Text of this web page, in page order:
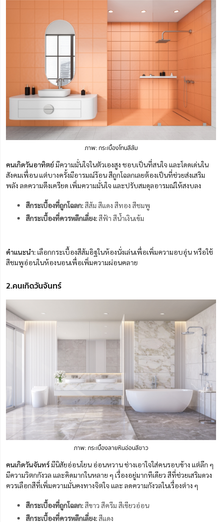
ภาพ: กระเบื้องโทนสีส้ม
คนเกิดวันอาทิตย์มีความมั่นใจในตัวเองสูง ชอบเป็นที่สนใจ และโดดเด่นใน
สังคมเพื่อน แต่บางครั้งมีอารมณ์ร้อน สีถูกโฉลกเลยต้องเป็นที่ช่วยส่งเสริม
พลัง ลดความตึงเครียด เพิ่มความมั่นใจ และปรับสมดุลอารมณ์ให้สงบลง
สีกระเบื้องที่ถูกโฉลก:สีส้ม สีแดง สีทอง สีชมพู
สีกระเบื้องที่ควรหลีกเลี่ยง:สีฟ้า สีน้ำเงินเข้ม
คำแนะนำ: เลือกกระเบื้องสีส้มอิฐในห้องนั่งเล่นเพื่อเพิ่มความอบอุ่น หรือใช้
สีชมพูอ่อนในห้องนอนเพื่อเพิ่มความผ่อนคลาย
2.คนเกิดวันจันทร์
ภาพ: กระเบื้องลายหินอ่อนสีขาว
คนเกิดวันจันทร์มีนิสัยอ่อนโยน อ่อนหวาน ช่างเอาใจใส่คนรอบข้าง แต่ลึก ๆ
มีความวิตกกังวล และคิดมากในหลาย ๆ เรื่องอยู่มากทีเดียว สีที่ช่วยเสริมดวง
ควรเลือกสีที่เพิ่มความมั่นคงทางจิตใจ และ ลดความกังวลในเรื่องต่าง ๆ
สีกระเบื้องที่ถูกโฉลก:สีขาว สีครีม สีเขียวอ่อน
สีกระเบื้องที่ควรหลีกเลี่ยง:สีแดง